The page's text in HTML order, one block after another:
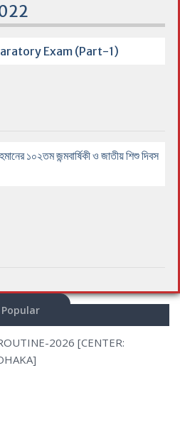
Exam (Part-1)
১০২তম জন্মবার্ষিকী ও জাতীয় শিশু দিবস
Popular
2026 [CENTER: